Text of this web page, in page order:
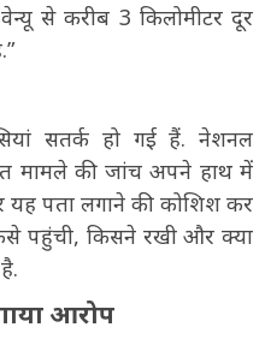
से करीब 3 किलोमीटर दूर
सतर्क हो गई हैं. नेशनल
मामले की जांच अपने हाथ में
पता लगाने की कोशिश कर
पहुंची, किसने रखी और क्या
आरोप